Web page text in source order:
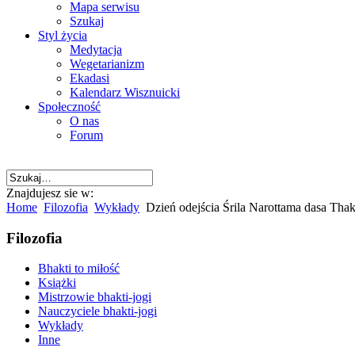
Mapa serwisu
Szukaj
Styl życia
Medytacja
Wegetarianizm
Ekadasi
Kalendarz Wisznuicki
Społeczność
O nas
Forum
Znajdujesz sie w:
Home Filozofia Wykłady Dzień odejścia Śrila Narottama dasa
Filozofia
Bhakti to miłość
Książki
Mistrzowie bhakti-jogi
Nauczyciele bhakti-jogi
Wykłady
Inne